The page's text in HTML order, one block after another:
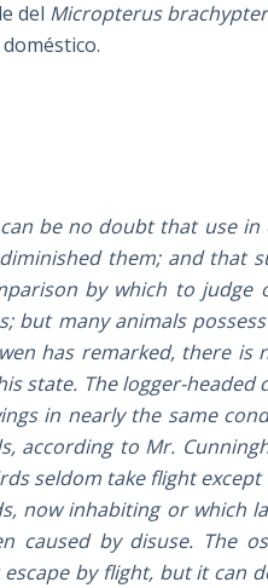
del Micropterus
be no doubt that use in
them; and that
by which to judge
but many animals
has remarked, there is
state. The logger-headed
in nearly the same
according to Mr.
seldom take flight except
now inhabiting or which
caused by disuse. The
by flight, but it can